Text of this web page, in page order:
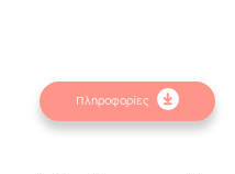
δειγματολόγια στα
Πληροφορίες